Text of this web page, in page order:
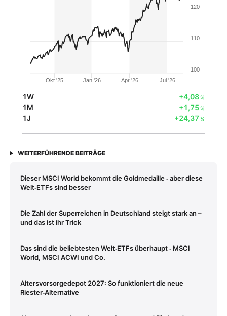
Okt '25 Jan '26 Apr '26 Jul '26
100
110
120
1W +4,08%
1M +1,75%
1J +24,37 %
WEITERFÜHRENDE BEITRÄGE
Dieser MSCI World bekommt die Goldmedaille ‑ aber diese
Welt‑ETFs sind besser
Die Zahl der Superreichen in Deutschland steigt stark an –
und das ist ihr Trick
Das sind die beliebtesten Welt‑ETFs überhaupt ‑ MSCI
World, MSCI ACWI und Co.
Altersvorsorgedepot 2027: So funktioniert die neue
Riester‑Alternative